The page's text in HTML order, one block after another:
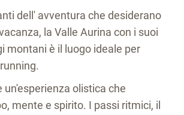
dell' avventura che desiderano
la Valle Aurina con i suoi
montani è il luogo ideale per
un'esperienza olistica che
mente e spirito. I passi ritmici, il